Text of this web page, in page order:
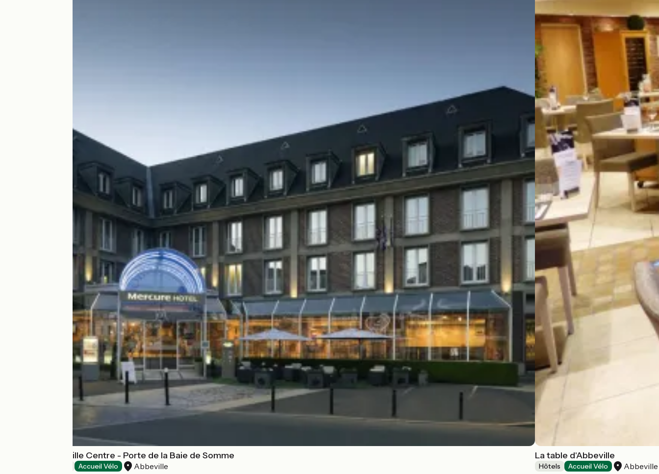
Mercure Abbeville Centre - Porte de la Baie de Somme
Accueil Vélo Abbeville
La table d'Abbeville
Hôtels Accueil Vélo Abbeville